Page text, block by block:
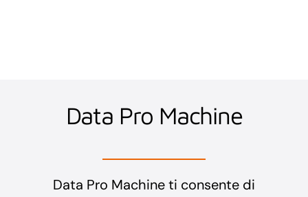
Data Pro Machine
Data Pro Machine ti consente di